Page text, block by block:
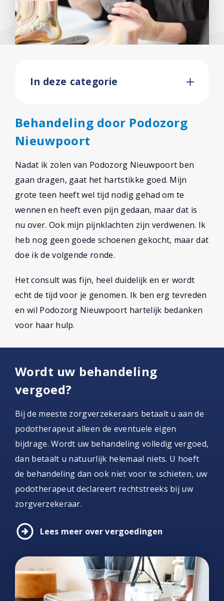
In deze categorie
Behandeling door Podozorg
Nieuwpoort
Nadat ik zolen van Podozorg Nieuwpoort ben
gaan dragen, gaat het hartstikke goed. Mijn
grote teen heeft wel tijd nodig gehad om te
wennen en heeft even pijn gedaan, maar dat is
nu over. Ook mijn pijnklachten zijn verdwenen. Ik
heb nog geen goede schoenen gekocht, maar dat
doe ik de volgende ronde.
Het consult was fijn, heel duidelijk en er wordt
echt de tijd voor je genomen. Ik ben erg tevreden
en wil Podozorg Nieuwpoort hartelijk bedanken
voor haar hulp.
Wordt uw behandeling
vergoed?
Bij de meeste zorgverzekeraars betaalt u aan de
podotherapeut alleen de eventuele eigen
bijdrage. Wordt uw behandeling volledig vergoed,
dan betaalt u natuurlijk helemaal niets. U hoeft
de behandeling dan ook niet voor te schieten, uw
podotherapeut declareert rechtstreeks bij uw
zorgverzekeraar.
arrow_circle_right Lees meer over vergoedingen